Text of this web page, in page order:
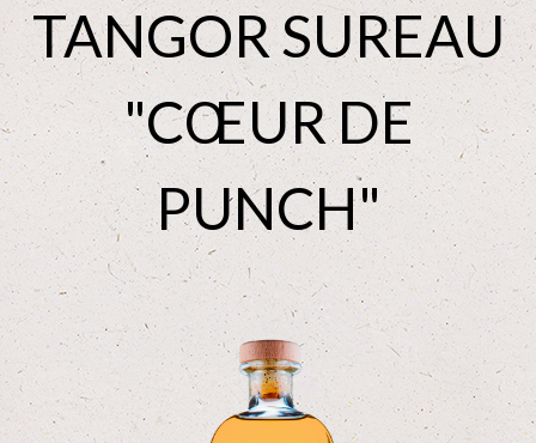
TANGOR SUREAU
"CŒUR DE
PUNCH"